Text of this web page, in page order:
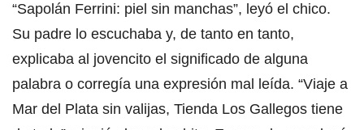
“Sapolán Ferrini: piel sin manchas”, leyó el chico.
Su padre lo escuchaba y, de tanto en tanto,
explicaba al jovencito el significado de alguna
palabra o corregía una expresión mal leída. “Viaje a
Mar del Plata sin valijas, Tienda Los Gallegos tiene